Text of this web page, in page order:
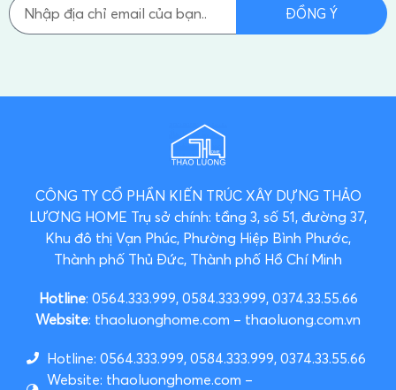
ĐỒNG Ý
CÔNG TY CỔ PHẦN KIẾN TRÚC XÂY DỰNG THẢO
LƯƠNG HOME Trụ sở chính: tầng 3, số 51, đường 37,
Khu đô thị Vạn Phúc, Phường Hiệp Bình Phước,
Thành phố Thủ Đức, Thành phố Hồ Chí Minh
Hotline: 0564.333.999, 0584.333.999, 0374.33.55.66
Website: thaoluonghome.com – thaoluong.com.vn
Hotline: 0564.333.999, 0584.333.999, 0374.33.55.66
Website: thaoluonghome.com –